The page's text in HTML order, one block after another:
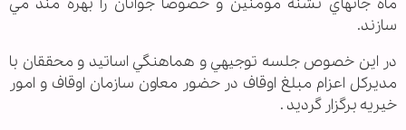
سازند.
در اين خصوص جلسه توجيهي و هماهنگي اساتيد و محققان با
مديركل اعزام مبلغ اوقاف در حضور معاون سازمان اوقاف و امور
خيريه برگزار گرديد .